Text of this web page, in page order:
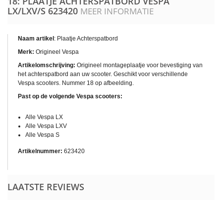
LX/LXV/S 623420 MEER INFORMATIE
Naam artikel : Plaatje Achterspatbord
Merk: Origineel Vespa
Artikelomschrijving: Origineel montageplaatje voor bevestiging van
het achterspatbord aan uw scooter. Geschikt voor verschillende
Vespa scooters. Nummer 18 op afbeelding.
Past op de volgende Vespa scooters:
Alle Vespa LX
Alle Vespa LXV
Alle Vespa S
Artikelnummer: 623420
LAATSTE REVIEWS